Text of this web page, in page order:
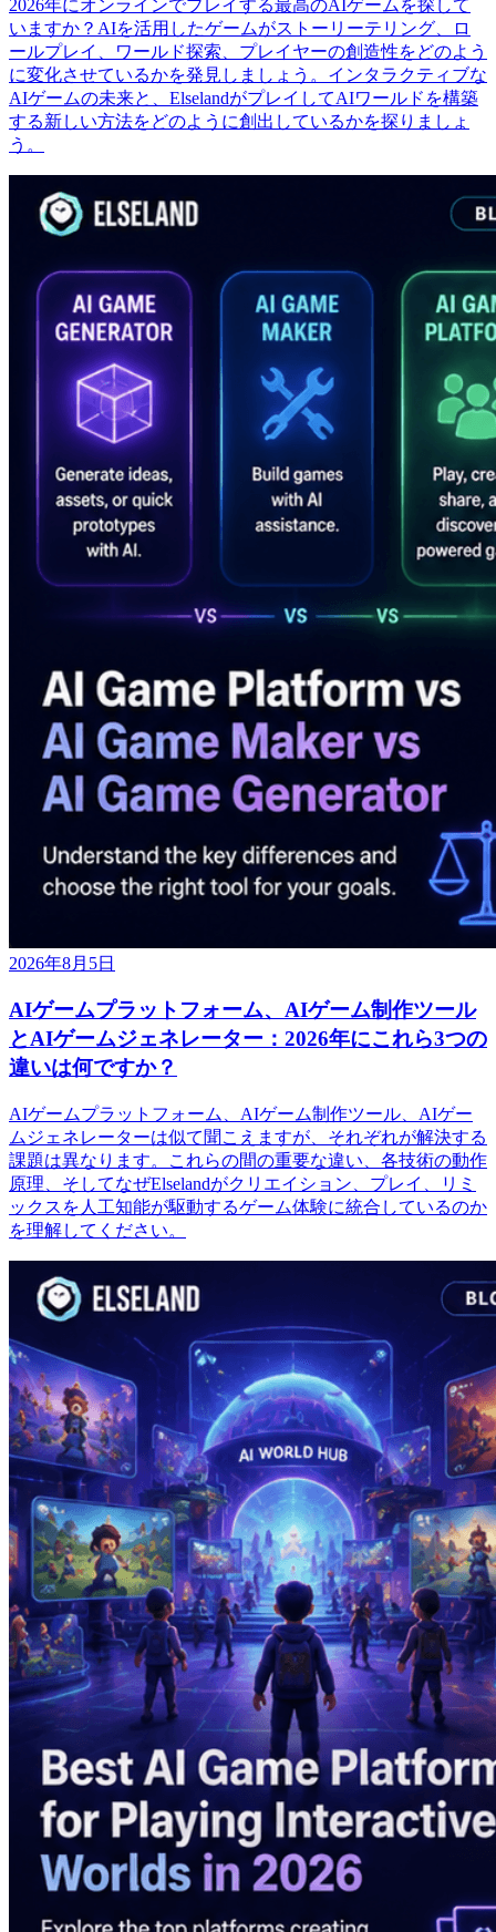
2026年にオンラインでプレイする最高のAIゲームを探して
いますか？AIを活用したゲームがストーリーテリング、ロ
ールプレイ、ワールド探索、プレイヤーの創造性をどのよう
に変化させているかを発見しましょう。インタラクティブな
AIゲームの未来と、ElselandがプレイしてAIワールドを構築
する新しい方法をどのように創出しているかを探りましょ
う。
2026年8月5日
AIゲームプラットフォーム、AIゲーム制作ツール
とAIゲームジェネレーター：2026年にこれら3つの
違いは何ですか？
AIゲームプラットフォーム、AIゲーム制作ツール、AIゲー
ムジェネレーターは似て聞こえますが、それぞれが解決する
課題は異なります。これらの間の重要な違い、各技術の動作
原理、そしてなぜElselandがクリエイション、プレイ、リミ
ックスを人工知能が駆動するゲーム体験に統合しているのか
を理解してください。